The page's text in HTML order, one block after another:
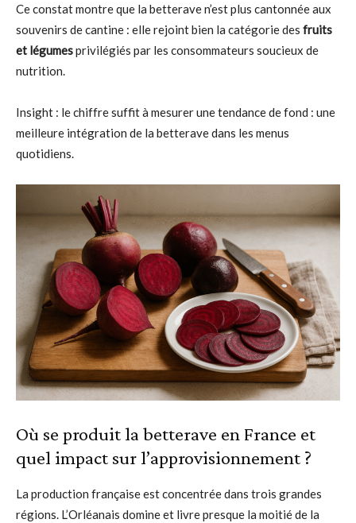
Ce constat montre que la betterave n’est plus cantonnée aux
souvenirs de cantine : elle rejoint bien la catégorie des fruits
et légumesprivilégiés par les consommateurs soucieux de
nutrition.
Insight : le chiffre suffit à mesurer une tendance de fond : une
meilleure intégration de la betterave dans les menus
quotidiens.
Où se produit la betterave en France et
quel impact sur l’approvisionnement ?
La production française est concentrée dans trois grandes
régions. L’Orléanais domine et livre presque la moitié de la